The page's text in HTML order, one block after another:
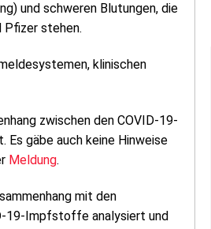
und schweren Blutungen, die
Pfizer stehen.
klinischen
zwischen den COVID-19-
gäbe auch keine Hinweise
Meldung.
mit den
19-Impfstoffe analysiert und